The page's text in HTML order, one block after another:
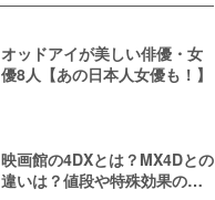
オッドアイが美しい俳優・女
優8人【あの日本人女優も！】
映画館の4DXとは？MX4Dとの
違いは？値段や特殊効果の注